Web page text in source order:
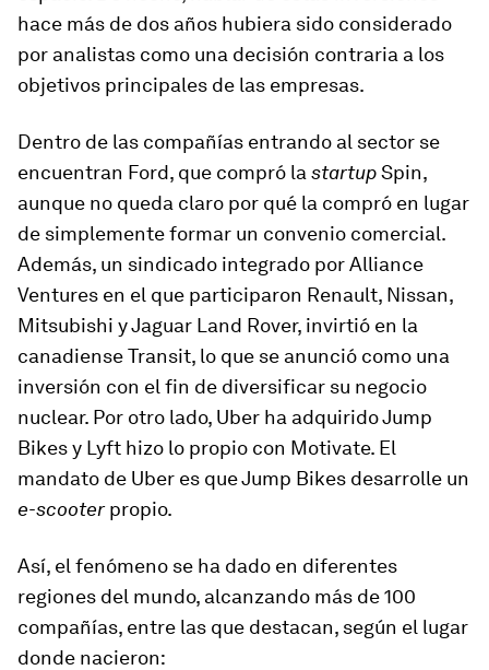
hace más de dos años hubiera sido considerado
por analistas como una decisión contraria a los
objetivos principales de las empresas.
Dentro de las compañías entrando al sector se
encuentran Ford, que compró la startupSpin,
aunque no queda claro por qué la compró en lugar
de simplemente formar un convenio comercial.
Además, un sindicado integrado por Alliance
Ventures en el que participaron Renault, Nissan,
Mitsubishi y Jaguar Land Rover, invirtió en la
canadiense Transit, lo que se anunció como una
inversión con el fin de diversificar su negocio
nuclear. Por otro lado, Uber ha adquirido Jump
Bikes y Lyft hizo lo propio con Motivate. El
mandato de Uber es que Jump Bikes desarrolle un
e-scooterpropio.
Así, el fenómeno se ha dado en diferentes
regiones del mundo, alcanzando más de 100
compañías, entre las que destacan, según el lugar
donde nacieron: